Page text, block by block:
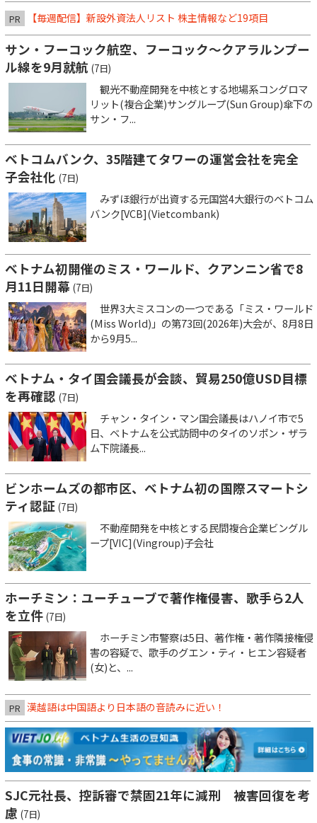
PR 【毎週配信】新設外資法人リスト 株主情報など19項目
サン・フーコック航空、フーコック～クアラルンプー
ル線を9月就航 (7日)
観光不動産開発を中核とする地場系コングロマ
リット(複合企業)サングループ(Sun Group)傘下の
サン・フ...
ベトコムバンク、35階建てタワーの運営会社を完全
子会社化 (7日)
みずほ銀行が出資する元国営4大銀行のベトコム
バンク[VCB](Vietcombank)
ベトナム初開催のミス・ワールド、クアンニン省で8
月11日開幕 (7日)
世界3大ミスコンの一つである「ミス・ワールド
(Miss World)」の第73回(2026年)大会が、8月8日
から9月5...
ベトナム・タイ国会議長が会談、貿易250億USD目標
を再確認 (7日)
チャン・タイン・マン国会議長はハノイ市で5
日、ベトナムを公式訪問中のタイのソポン・ザラ
ム下院議長...
ビンホームズの都市区、ベトナム初の国際スマートシ
ティ認証 (7日)
不動産開発を中核とする民間複合企業ビングル
ープ[VIC](Vingroup)子会社
ホーチミン：ユーチューブで著作権侵害、歌手ら2人
を立件 (7日)
ホーチミン市警察は5日、著作権・著作隣接権侵
害の容疑で、歌手のグエン・ティ・ヒエン容疑者
(女)と、...
PR 漢越語は中国語より日本語の音読みに近い！
SJC元社長、控訴審で禁固21年に減刑 被害回復を考
慮 (7日)